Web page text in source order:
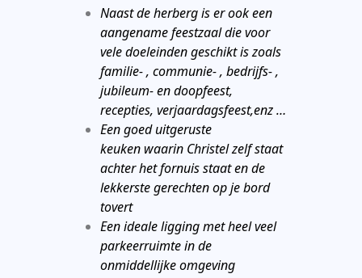
Naast de herberg is er ook een
aangename feestzaal die voor
vele doeleinden geschikt is zoals
familie- , communie- , bedrijfs- ,
jubileum- en doopfeest,
recepties, verjaardagsfeest,enz …
Een goed uitgeruste
keuken waarin Christel zelf staat
achter het fornuis staat en de
lekkerste gerechten op je bord
tovert
Een ideale ligging met heel veel
parkeerruimte in de
onmiddellijke omgeving